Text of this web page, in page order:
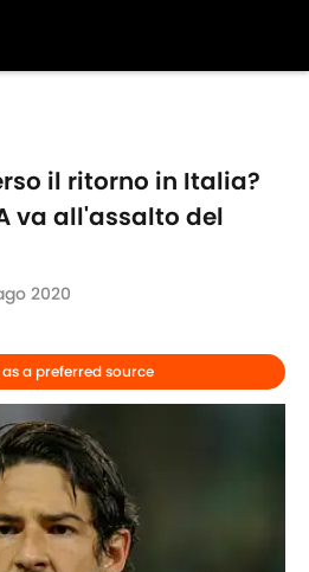
il ritorno in Italia?
va all'assalto del
2020
a preferred source